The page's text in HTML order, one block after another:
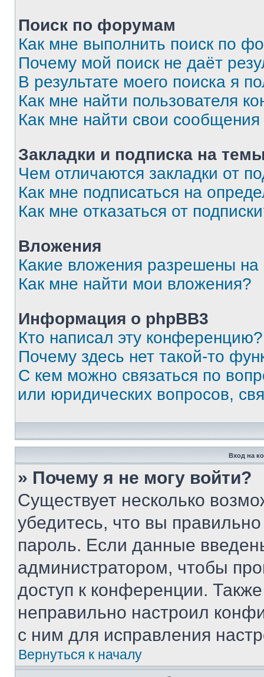
Поиск по форумам
Как мне выполнить поиск по
Почему мой поиск не даёт
В результате моего поиска я
Как мне найти пользователя
Как мне найти свои
Закладки и подписка на
Чем отличаются закладки от
Как мне подписаться на
Как мне отказаться от
Вложения
Какие вложения разрешены
Как мне найти мои вложения?
Информация о phpBB3
Кто написал эту конференцию?
Почему здесь нет такой-то
С кем можно связаться по
или юридических вопросов,
Вход на
» Почему я не могу войти?
Существует несколько
убедитесь, что вы
пароль. Если данные
администратором, чтобы
доступ к конференции.
неправильно настроил
с ним для исправления
Вернуться к началу